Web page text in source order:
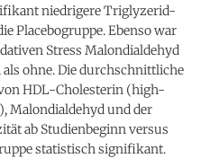
niedrigere Triglyzerid-
Placebogruppe. Ebenso war
Stress Malondialdehyd
ohne. Die durchschnittliche
HDL-Cholesterin (high-
Malondialdehyd und der
ab Studienbeginn versus
statistisch signifikant.